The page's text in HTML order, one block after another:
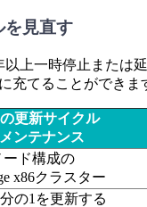
を見直す
以上一時停止または
充てることができま
更新サイクル
ンテナンス
ード構成の
x86クラスター
の1を更新する